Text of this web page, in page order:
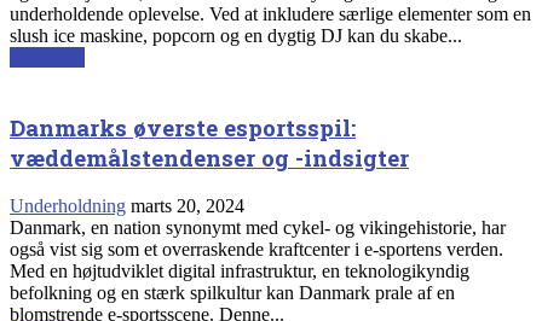
underholdende oplevelse. Ved at inkludere særlige elementer som en
slush ice maskine, popcorn og en dygtig DJ kan du skabe...
Danmarks øverste esportsspil:
væddemålstendenser og -indsigter
Underholdning marts 20, 2024
Danmark, en nation synonymt med cykel- og vikingehistorie, har
også vist sig som et overraskende kraftcenter i e-sportens verden.
Med en højtudviklet digital infrastruktur, en teknologikyndig
befolkning og en stærk spilkultur kan Danmark prale af en
blomstrende e-sportsscene. Denne...